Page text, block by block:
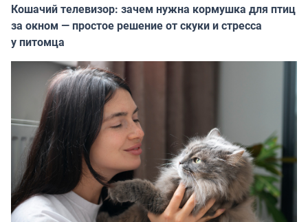
Кошачий телевизор: зачем нужна кормушка для птиц
за окном — простое решение от скуки и стресса
у питомца